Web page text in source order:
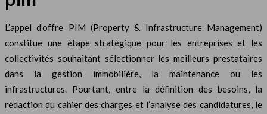
L’appel d’offre PIM (Property & Infrastructure Management)
constitue une étape stratégique pour les entreprises et les
collectivités souhaitant sélectionner les meilleurs prestataires
dans la gestion immobilière, la maintenance ou les
infrastructures. Pourtant, entre la définition des besoins, la
rédaction du cahier des charges et l’analyse des candidatures, le